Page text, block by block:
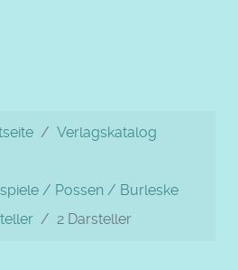
Verlagskatalog
/ Possen / Burleske
2 Darsteller